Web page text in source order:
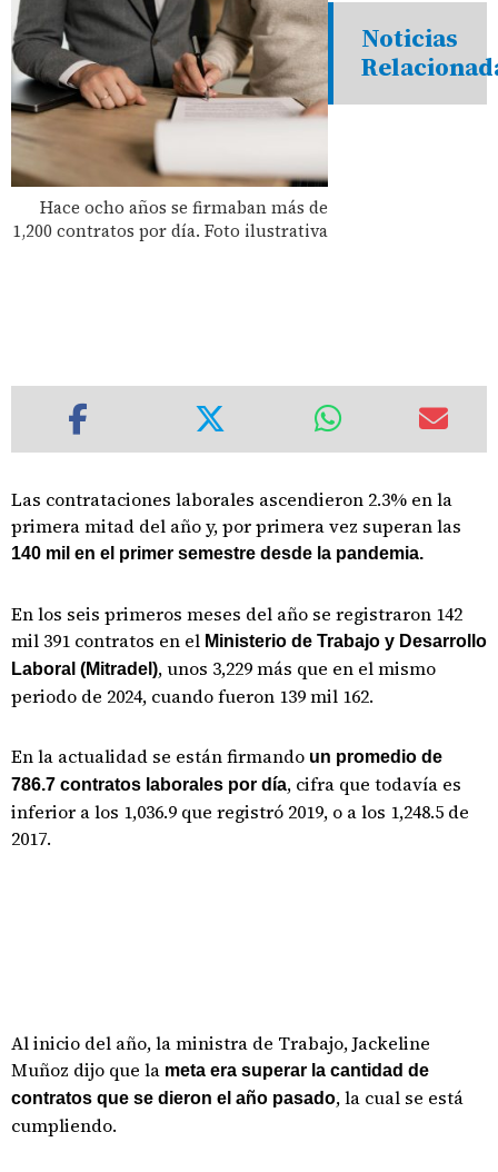
Hace ocho años se firmaban más de
1,200 contratos por día. Foto ilustrativa
Noticias
Las contrataciones laborales ascendieron 2.3% en la
primera mitad del año y, por primera vez superan las
140 mil en el primer semestre desde la pandemia.
En los seis primeros meses del año se registraron 142
mil 391 contratos en el Ministerio de Trabajo y Desarrollo
Laboral (Mitradel), unos 3,229 más que en el mismo
periodo de 2024, cuando fueron 139 mil 162.
En la actualidad se están firmando un promedio de
786.7 contratos laborales por día, cifra que todavía es
inferior a los 1,036.9 que registró 2019, o a los 1,248.5 de
2017.
Al inicio del año, la ministra de Trabajo, Jackeline
Muñoz dijo que la meta era superar la cantidad de
contratos que se dieron el año pasado, la cual se está
cumpliendo.